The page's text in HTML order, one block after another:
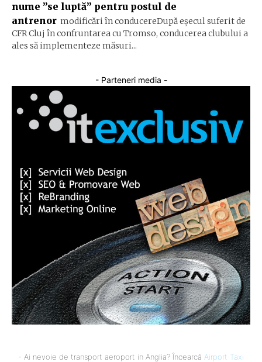
nume ”se luptă” pentru postul de
antrenor modificări în conducereDupă eșecul suferit de
CFR Cluj în confruntarea cu Tromso, conducerea clubului a
ales să implementeze măsuri...
- Parteneri media -
- Ai nevoie de transport aeroport in Anglia? Încearcă Airport Taxi